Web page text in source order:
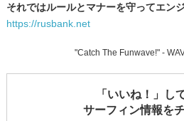
それではルールとマナーを守ってエン
https://rusbank.net
"Catch The Funwave!" -
「いいね！」し
サーフィン情報を